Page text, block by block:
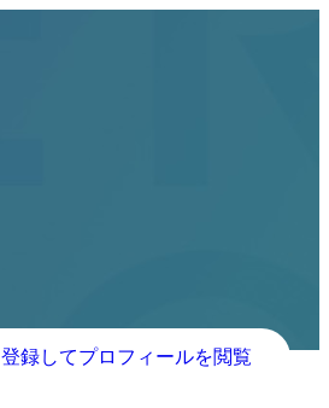
登録してプロフィールを閲覧